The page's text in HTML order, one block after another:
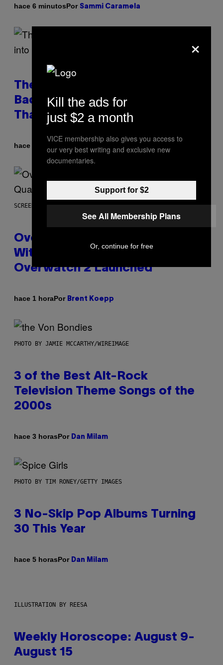
hace 6 minutosPor Sammi Caramela
The Internet Has Turned Every
Bad Date into a ‘Red Flag’ (And
That’s a Problem)
hace 11 minutos Por Ashley Fike
SCREENSHOT: BLIZZARD
Overwatch Rebrand Pays Off
With Its Best Quarter Since
Overwatch 2 Launched
hace 1 horaPor Brent Koepp
PHOTO BY JAMIE MCCARTHY/WIREIMAGE
3 of the Best Alt-Rock
Television Theme Songs of the
2000s
hace 3 horasPor Dan Milam
PHOTO BY TIM RONEY/GETTY IMAGES
3 No-Skip Pop Albums Turning
30 This Year
hace 5 horasPor Dan Milam
ILLUSTRATION BY REESA
Weekly Horoscope: August 9-
August 15
×
Kill the ads for
just $2 a month
VICE membership also gives you access to
our very best writing and exclusive new
documentaries.
Support for $2
See All Membership Plans
Or, continue for free